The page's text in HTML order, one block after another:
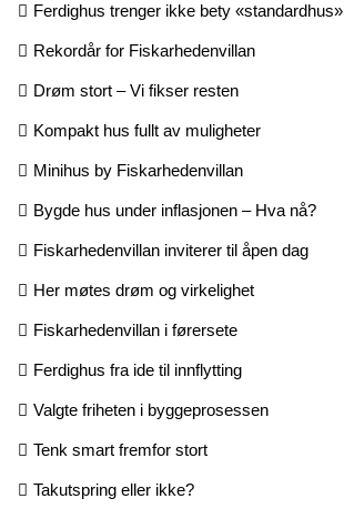
Ferdighus trenger ikke bety «standardhus»
Rekordår for Fiskarhedenvillan
Drøm stort – Vi fikser resten
Kompakt hus fullt av muligheter
Minihus by Fiskarhedenvillan
Bygde hus under inflasjonen – Hva nå?
Fiskarhedenvillan inviterer til åpen dag
Her møtes drøm og virkelighet
Fiskarhedenvillan i førersete
Ferdighus fra ide til innflytting
Valgte friheten i byggeprosessen
Tenk smart fremfor stort
Takutspring eller ikke?